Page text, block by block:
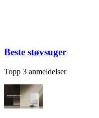
Beste støvsuger
Topp 3 anmeldelser